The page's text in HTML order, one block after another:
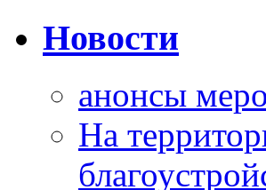
Новости
анонсы
На